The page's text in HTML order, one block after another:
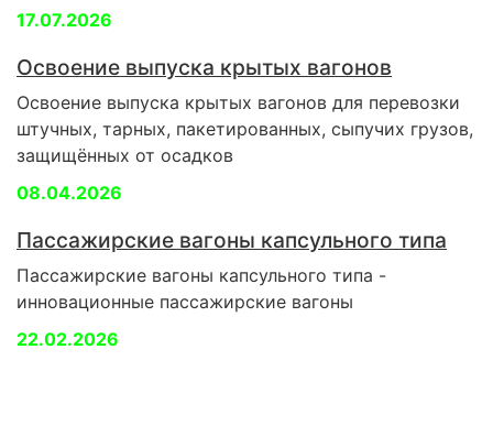
17.07.2026
Освоение выпуска крытых вагонов
Освоение выпуска крытых вагонов для перевозки
штучных, тарных, пакетированных, сыпучих грузов,
защищённых от осадков
08.04.2026
Пассажирские вагоны капсульного типа
Пассажирские вагоны капсульного типа -
инновационные пассажирские вагоны
22.02.2026